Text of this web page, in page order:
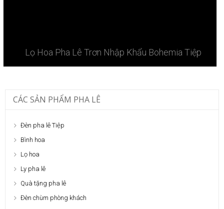
Lọ Hoa Pha Lê Trơn Nhập Khẩu Bohemia Tiệp
CÁC SẢN PHẨM PHA LÊ
Đèn pha lê Tiệp
Bình hoa
Lọ hoa
Ly pha lê
Quà tặng pha lê
Đèn chùm phòng khách